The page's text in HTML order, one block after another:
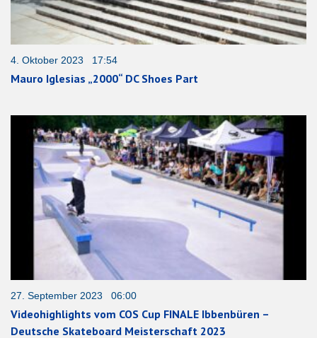
4. Oktober 2023 17:54
Mauro Iglesias „2000“ DC Shoes Part
27. September 2023 06:00
Videohighlights vom COS Cup FINALE Ibbenbüren –
Deutsche Skateboard Meisterschaft 2023